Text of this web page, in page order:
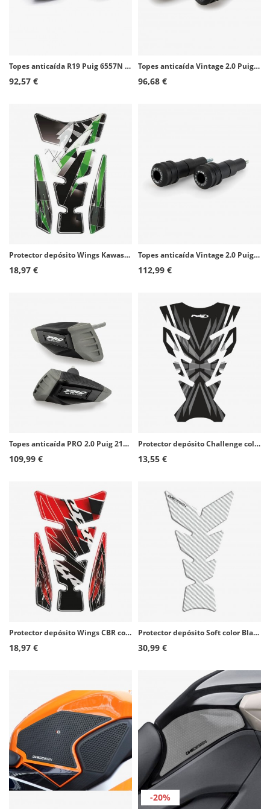
Topes anticaída R19 Puig 6557N para varios modelos de Ducati
92,57 €
Topes anticaída Vintage 2.0 Puig 21467N para Benelli Leoncino 800 (22-26)
96,68 €
Protector depósito Wings Kawasaki color Negro de Puig 4720N
18,97 €
Topes anticaída Vintage 2.0 Puig 22266N para Husqvarna Svartpilen 801 (24-25), Vitpilen 801 (25-26)
112,99 €
Topes anticaída PRO 2.0 Puig 21837N para Kawasaki ZX-4R/RR Ninja (24-26)
109,99 €
Protector depósito Challenge color Gris de Puig 21752U
13,55 €
Protector depósito Wings CBR color Rojo de Puig 4784R
18,97 €
Protector depósito Soft color Blanco de Puig 8432B
30,99 €
-20%